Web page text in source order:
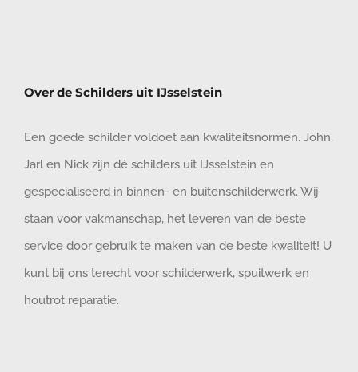
Over de Schilders uit IJsselstein
Een goede schilder voldoet aan kwaliteitsnormen. John,
Jarl en Nick zijn dé schilders uit IJsselstein en
gespecialiseerd in binnen- en buitenschilderwerk. Wij
staan voor vakmanschap, het leveren van de beste
service door gebruik te maken van de beste kwaliteit! U
kunt bij ons terecht voor schilderwerk, spuitwerk en
houtrot reparatie.